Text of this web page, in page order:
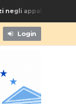
appalti di Forniture
Login